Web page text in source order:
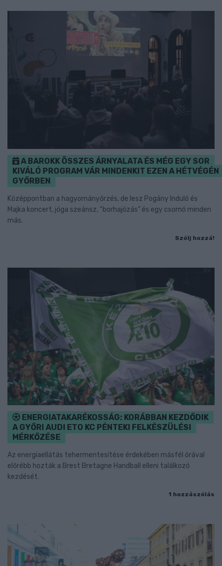
A BAROKK ÖSSZES ÁRNYALATA ÉS MÉG EGY SOR
KIVÁLÓ PROGRAM VÁR MINDENKIT EZEN A HÉTVÉGÉN
GYŐRBEN
Középpontban a hagyományőrzés, de lesz Pogány Induló és
Majka koncert, jóga szeánsz, “borhajózás” és egy csomó minden
más.
Szólj hozzá!
ENERGIATAKARÉKOSSÁG: KORÁBBAN KEZDŐDIK
A GYŐRI AUDI ETO KC PÉNTEKI FELKÉSZÜLÉSI
MÉRKŐZÉSE
Az energiaellátás tehermentesítése érdekében másfél órával
előrébb hozták a Brest Bretagne Handball elleni találkozó
kezdését.
1 hozzászólás